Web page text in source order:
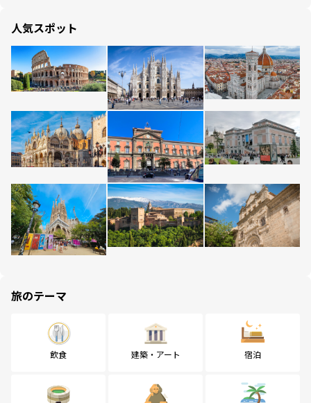
人気スポット
旅のテーマ
飲食 建築・アート 宿泊